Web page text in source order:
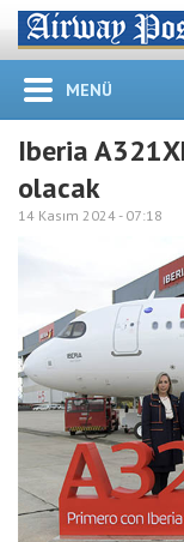
MENÜ
Iberia
olacak
14 Kasım 2024 - 07:18